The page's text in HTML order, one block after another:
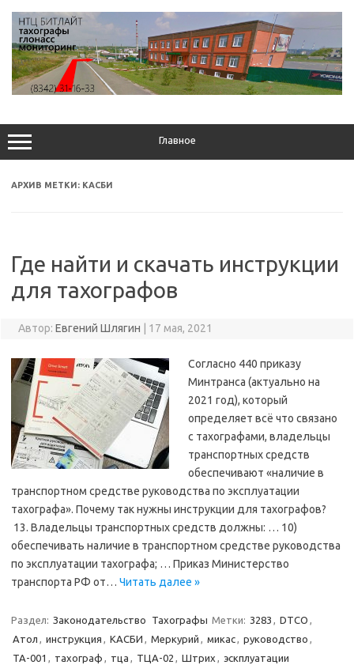
содержимому
Главное
АРХИВ МЕТКИ: КАСБИ
Где найти и скачать инструкции
для тахографов
Автор: Евгений Шлягин 17 мая, 2021
Согласно 440 приказу
Минтранса (актуально на
2021 год), который
определяет всё что связано
с тахографами, владельцы
транспортных средств
обеспечивают «наличие в
транспортном средстве руководства по эксплуатации
тахографа». Почему так нужны инструкции для тахографов?
13. Владельцы транспортных средств должны: … 10)
обеспечивать наличие в транспортном средстве руководства
по эксплуатации тахографа; … Приказ Министерство
транспорта РФ от… Читать далее »
Раздел: Законодательство Тахографы Метки: 3283 , DTCO ,
Атол , инструкция , КАСБИ , Меркурий , микас, руководство ,
ТА-001 , тахограф , тца , ТЦА-02 , Штрих , эскплуатации